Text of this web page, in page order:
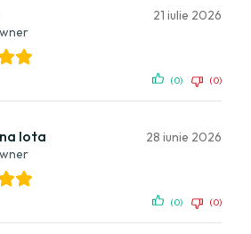
21 iulie 2026
(0) (0)
Iota 28 iunie 2026
(0) (0)